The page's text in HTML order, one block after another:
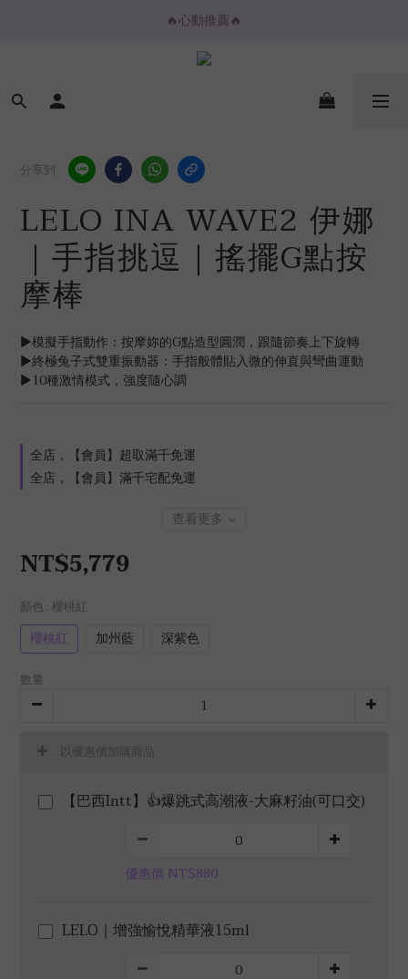
🔥心動推薦🔥
🔥心動推薦🔥
💌購物金放大折抵💌
分享到
LELO INA WAVE2 伊娜
｜手指挑逗｜搖擺G點按
摩棒
▶模擬手指動作：按摩妳的G點造型圓潤，跟隨節奏上下旋轉
▶終極兔子式雙重振動器：手指般體貼入微的伸直與彎曲運動
▶10種激情模式，強度隨心調
全店，【會員】超取滿千免運
全店，【會員】滿千宅配免運
查看更多
NT$5,779
顏色 : 櫻桃紅
櫻桃紅 加州藍 深紫色
數量
以優惠價加購商品
【巴西Intt】👍爆跳式高潮液-大麻籽油(可口交)
優惠價 NT$880
LELO｜增強愉悅精華液15ml